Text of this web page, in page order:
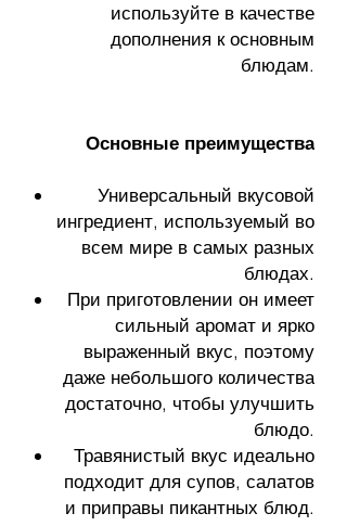
используйте в качестве
дополнения к основным
блюдам.
Основные преимущества
Универсальный вкусовой
ингредиент, используемый во
всем мире в самых разных
блюдах.
При приготовлении он имеет
сильный аромат и ярко
выраженный вкус, поэтому
даже небольшого количества
достаточно, чтобы улучшить
блюдо.
Травянистый вкус идеально
подходит для супов, салатов
и приправы пикантных блюд.